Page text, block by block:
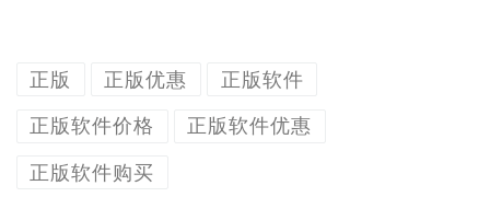
正版 正版优惠 正版软件
正版软件价格 正版软件优惠
正版软件购买